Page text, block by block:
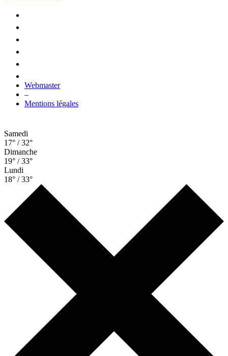
Webmaster
–
Mentions légales
Samedi
17° / 32°
Dimanche
19° / 33°
Lundi
18° / 33°